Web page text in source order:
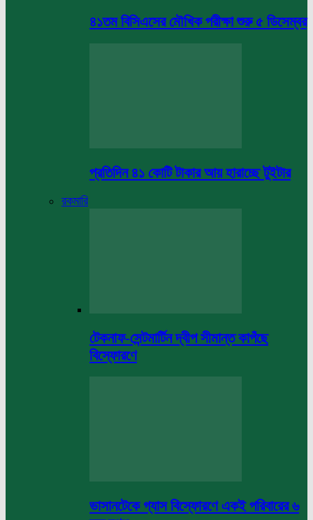
৪১তম বিসিএসের মৌখিক পরীক্ষা শুরু ৫ ডিসেম্বর
প্রতিদিন ৪১ কোটি টাকার আয় হারাচ্ছে টুইটার
রকমারি
টেকনাফ-সেন্টমার্টিন দ্বীপ সীমান্ত কাপঁছে
বিস্ফোরণে
ভাসানটেকে গ্যাস বিস্ফোরণে একই পরিবারের ৬